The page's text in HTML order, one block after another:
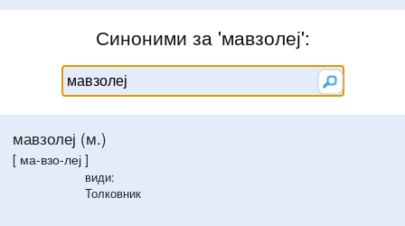
Синоними за 'мавзолеј':
мавзолеј (м.)
[ ма-взо-леј ]
види:
Толковник